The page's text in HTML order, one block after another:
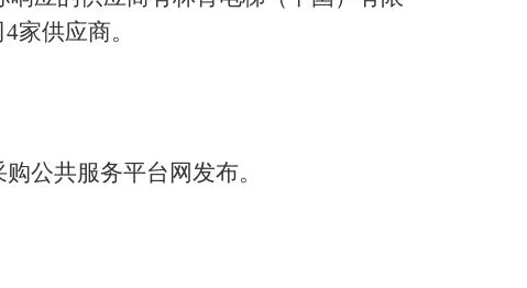
4家供应商。
公共服务平台网发布。